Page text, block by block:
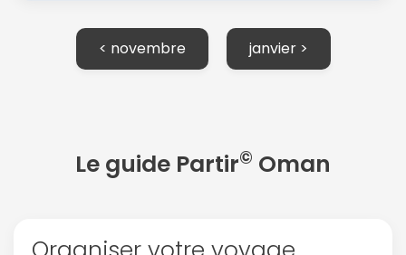
< novembre janvier >
Le guide Partir© Oman
ou connectez-vous par mail